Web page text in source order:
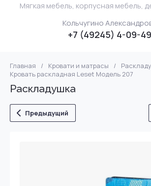
Мягкая мебель, корпусная мебель,
Кольчугино
+7 (49245) 4-09-49
Главная / Кровати и матрасы /
Кровать раскладная Leset Модель 207
Раскладушка
Предыдущий